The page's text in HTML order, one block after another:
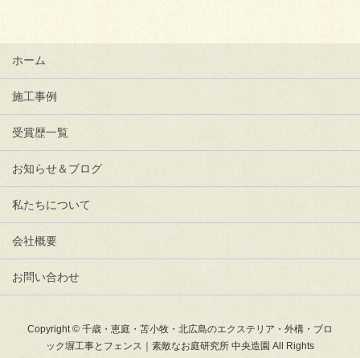
ホーム
施工事例
受賞歴一覧
お知らせ＆ブログ
私たちについて
会社概要
お問い合わせ
Copyright © 千歳・恵庭・苫小牧・北広島のエクステリア・外構・ブロ
ック塀工事とフェンス｜素敵なお庭研究所 中央造園 All Rights